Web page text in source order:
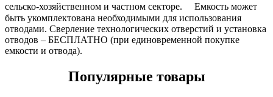
сельско-хозяйственном и частном секторе. Емкость может
быть укомплектована необходимыми для использования
отводами. Сверление технологических отверстий и установка
отводов – БЕСПЛАТНО (при единовременной покупке
емкости и отвода).
Популярные товары